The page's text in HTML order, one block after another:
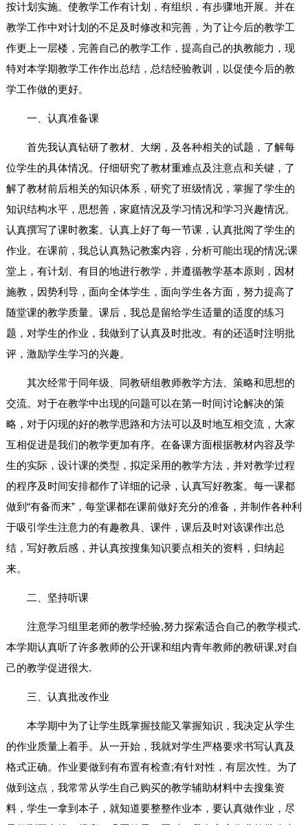
按计划实施。使教学工作有计划，有组织，有步骤地开展。并在
教学工作中对计划的不足及时修改和完善，为了让今后的教学工
作更上一层楼，完善自己的教学工作，提高自己的执教能力，现
特对本学期教学工作作出总结，总结经验教训，以促使今后的教
学工作做的更好。
一、认真准备课
首先我认真钻研了教材、大纲，及各种相关的试题，了解每
位学生的具体情况。仔细研究了教材重难点及注意点和关键，了
解了教材前后相关的知识体系，研究了班级情况，掌握了学生的
知识结构水平，思想善，家庭情况及学习情况和学习兴趣情况。
认真撰写了课时教案。认真上好了每一节课，认真批阅了学生的
作业。在课前，我总认真熟记教案内容，分析可能出现的情况;课
堂上，有计划、有目的地进行教学，并遵循教学基本原则，因材
施教，因势利导，面向全体学生，面向学生各方面，努力提高了
随堂课的教学质量。课后，我总是留给学生适量的适度的练习
题，对学生的作业，我做到了认真及时批改。有的还适时注明批
评，激励学生学习的兴趣。
其次经常于同年级、同教研组教师教学方法、策略和思想的
交流。对于在教学中出现的问题可以在第一时间讨论解决的策
略，对于闪现的好的教学思路和方法可以及时地互相交流，大家
互相促进是我们的教学更加有序。在备课方面根据教材内容及学
生的实际，设计课的类型，拟定采用的教学方法，并对教学过程
的程序及时间安排都作了详细的记录，认真写好教案。每一课都
做到“有备而来”，每堂课都在课前做好充分的准备，并制作各种利
于吸引学生注意力的有趣教具、课件，课后及时对该课作出总
结，写好教后感，并认真按搜集知识要点相关的资料，归纳起
来。
二、坚持听课
注意学习组里老师的教学经验,努力探索适合自己的教学模式.
本学期认真听了许多教师的公开课和组内青年教师的教研课,对自
己的教学促进很大.
三、认真批改作业
本学期中为了让学生既掌握技能又掌握知识，我决定从学生
的作业质量上着手。从一开始，我就对学生严格要求书写认真及
格式正确。作业要做到有布置有检查;有针对性，有层次性。为了
做到这点，我常常从学生自己购买的教学辅助材料中去搜集资
料，学生一拿到本子，就知道要整整作业本，要认真做作业，尽